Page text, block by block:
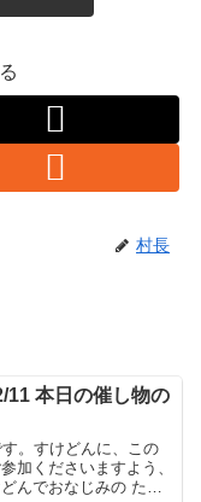
村長
11 本日の催し物の
。すけどんに、この
加くださいますよう、
んでおなじみの たま